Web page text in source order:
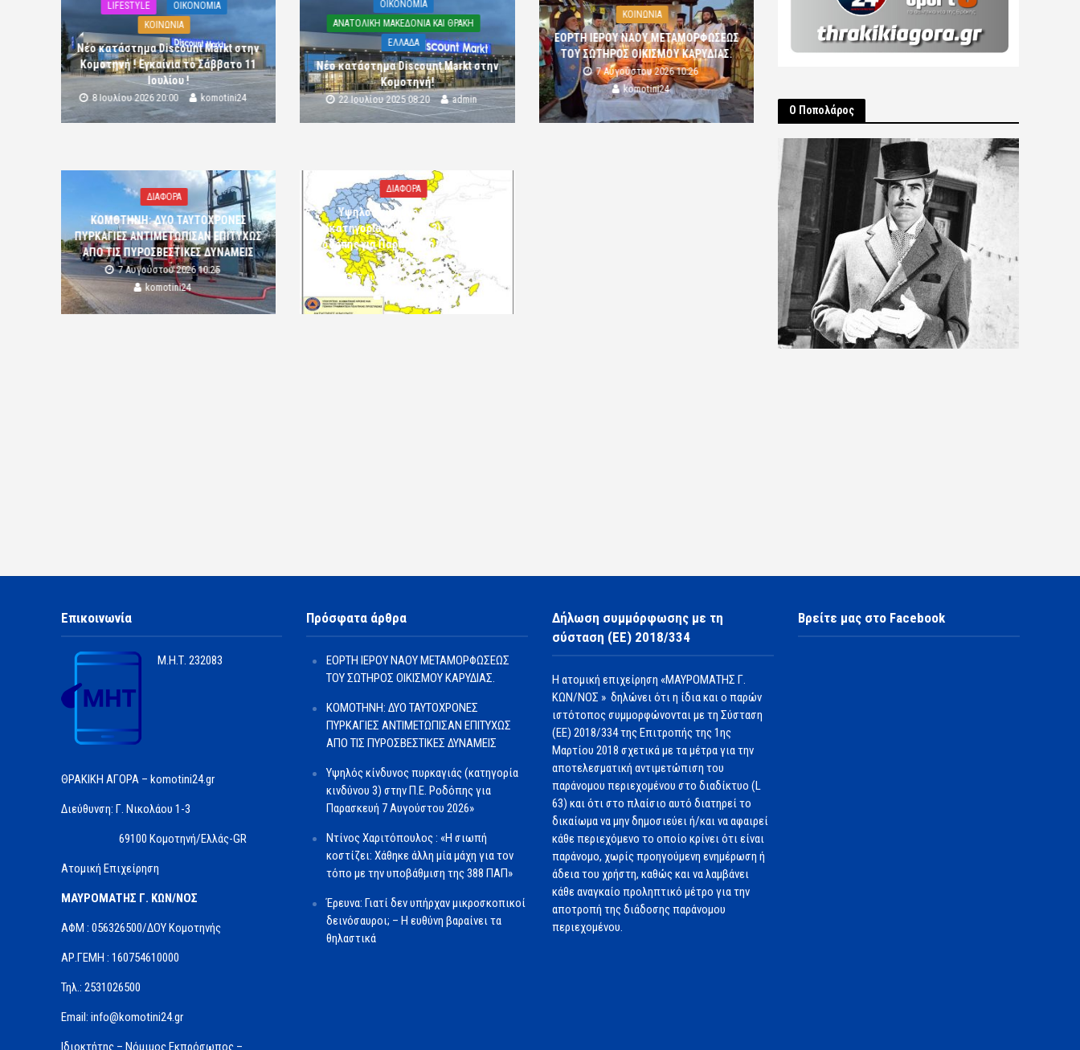
LIFESTYLE
OIKONOMIA
ΚΟΙΝΩΝΙΑ
Νέο κατάστημα Discount Markt στην
Κομοτηνή ! Εγκαίνια το Σάββατο 11
Ιουλίου !
8 Ιουλίου 2026 20:00 komotini24
OIKONOMIA
ΑΝΑΤΟΛΙΚΗ ΜΑΚΕΔΟΝΙΑ ΚΑΙ ΘΡΑΚΗ
ΕΛΛΑΔΑ
Νέο κατάστημα Discount Markt στην
Κομοτηνή!
22 Ιουλίου 2025 08:20 admin
ΚΟΙΝΩΝΙΑ
ΕΟΡΤΗ ΙΕΡΟΥ ΝΑΟΥ ΜΕΤΑΜΟΡΦΩΣΕΩΣ
ΤΟΥ ΣΩΤΗΡΟΣ ΟΙΚΙΣΜΟΥ ΚΑΡΥΔΙΑΣ.
7 Αυγούστου 2026 10:26
komotini24
ΔΙΑΦΟΡΑ
ΚΟΜΟΤΗΝΗ: ΔΥΟ ΤΑΥΤΟΧΡΟΝΕΣ
ΠΥΡΚΑΓΙΕΣ ΑΝΤΙΜΕΤΩΠΙΣΑΝ ΕΠΙΤΥΧΩΣ
ΑΠΟ ΤΙΣ ΠΥΡΟΣΒΕΣΤΙΚΕΣ ΔΥΝΑΜΕΙΣ
7 Αυγούστου 2026 10:25
komotini24
ΔΙΑΦΟΡΑ
Υψηλός κίνδυνος πυρκαγιάς
(κατηγορία κινδύνου 3) στην Π.Ε.
Ροδόπης για Παρασκευή 7 Αυγούστου
2026»
7 Αυγούστου 2026 10:24
Ο Ποπολάρος
Επικοινωνία
Μ.Η.Τ. 232083
ΘΡΑΚΙΚΗ ΑΓΟΡΑ – komotini24.gr
Διεύθυνση: Γ. Νικολάου 1-3
69100 Κομοτηνή/Ελλάς-GR
Ατομική Επιχείρηση
ΜΑΥΡΟΜΑΤΗΣ Γ. ΚΩΝ/ΝΟΣ
ΑΦΜ : 056326500/ΔOΥ Κομοτηνής
ΑΡ.ΓΕΜΗ : 160754610000
Τηλ.: 2531026500
Email: info@komotini24.gr
Ιδιοκτήτης – Νόμιμος Εκπρόσωπος –
Πρόσφατα άρθρα
ΕΟΡΤΗ ΙΕΡΟΥ ΝΑΟΥ ΜΕΤΑΜΟΡΦΩΣΕΩΣ
ΤΟΥ ΣΩΤΗΡΟΣ ΟΙΚΙΣΜΟΥ ΚΑΡΥΔΙΑΣ.
ΚΟΜΟΤΗΝΗ: ΔΥΟ ΤΑΥΤΟΧΡΟΝΕΣ
ΠΥΡΚΑΓΙΕΣ ΑΝΤΙΜΕΤΩΠΙΣΑΝ ΕΠΙΤΥΧΩΣ
ΑΠΟ ΤΙΣ ΠΥΡΟΣΒΕΣΤΙΚΕΣ ΔΥΝΑΜΕΙΣ
Υψηλός κίνδυνος πυρκαγιάς (κατηγορία
κινδύνου 3) στην Π.Ε. Ροδόπης για
Παρασκευή 7 Αυγούστου 2026»
Ντίνος Χαριτόπουλος : «Η σιωπή
κοστίζει: Χάθηκε άλλη μία μάχη για τον
τόπο με την υποβάθμιση της 388 ΠΑΠ»
Έρευνα: Γιατί δεν υπήρχαν μικροσκοπικοί
δεινόσαυροι; – Η ευθύνη βαραίνει τα
θηλαστικά
Δήλωση συμμόρφωσης με τη
σύσταση (ΕΕ) 2018/334
Η ατομική επιχείρηση «ΜΑΥΡΟΜΑΤΗΣ Γ.
ΚΩΝ/ΝΟΣ » δηλώνει ότι η ίδια και ο παρών
ιστότοπος συμμορφώνονται με τη Σύσταση
(ΕΕ) 2018/334 της Επιτροπής της 1ης
Μαρτίου 2018 σχετικά με τα μέτρα για την
αποτελεσματική αντιμετώπιση του
παράνομου περιεχομένου στο διαδίκτυο (L
63) και ότι στο πλαίσιο αυτό διατηρεί το
δικαίωμα να μην δημοσιεύει ή/και να αφαιρεί
κάθε περιεχόμενο το οποίο κρίνει ότι είναι
παράνομο, χωρίς προηγούμενη ενημέρωση ή
άδεια του χρήστη, καθώς και να λαμβάνει
κάθε αναγκαίο προληπτικό μέτρο για την
αποτροπή της διάδοσης παράνομου
περιεχομένου.
Βρείτε μας στο Facebook